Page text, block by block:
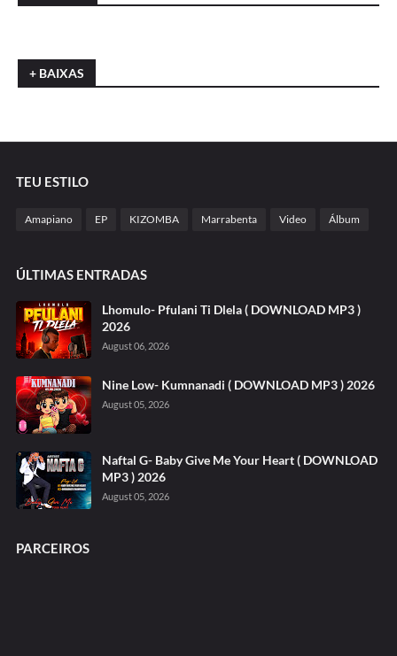
+ BAIXAS
TEU ESTILO
Amapiano EP KIZOMBA Marrabenta Video Álbum
ÚLTIMAS ENTRADAS
Lhomulo- Pfulani Ti Dlela ( DOWNLOAD MP3 )
2026
August 06, 2026
Nine Low- Kumnanadi ( DOWNLOAD MP3 ) 2026
August 05, 2026
Naftal G- Baby Give Me Your Heart ( DOWNLOAD
MP3 ) 2026
August 05, 2026
PARCEIROS